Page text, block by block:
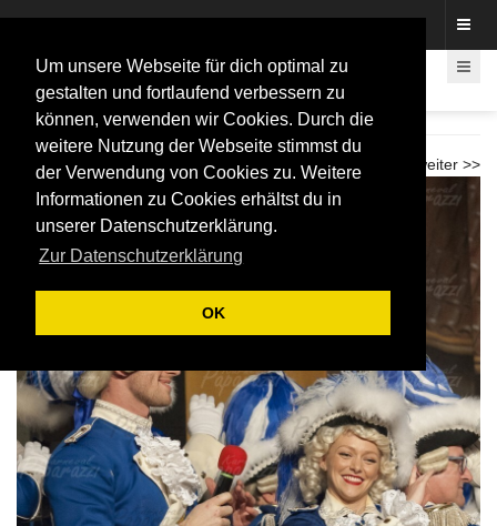
Um unsere Webseite für dich optimal zu
gestalten und fortlaufend verbessern zu
können, verwenden wir Cookies. Durch die
weitere Nutzung der Webseite stimmst du
der Verwendung von Cookies zu. Weitere
Informationen zu Cookies erhältst du in
unserer Datenschutzerklärung.
Zur Datenschutzerklärung
OK
Galasitzung Schwarz-Gelbe-Jonge 2017
weiter >>
<< zurück